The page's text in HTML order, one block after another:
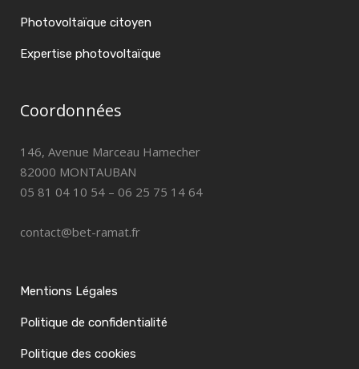
Photovoltaïque citoyen
Expertise photovoltaïque
Coordonnées
146, Avenue Marceau Hamecher
82000 MONTAUBAN
05 81 04 10 54 – 06 25 75 14 64
contact@bet-ramat.fr
Mentions Légales
Politique de confidentialité
Politique des cookies